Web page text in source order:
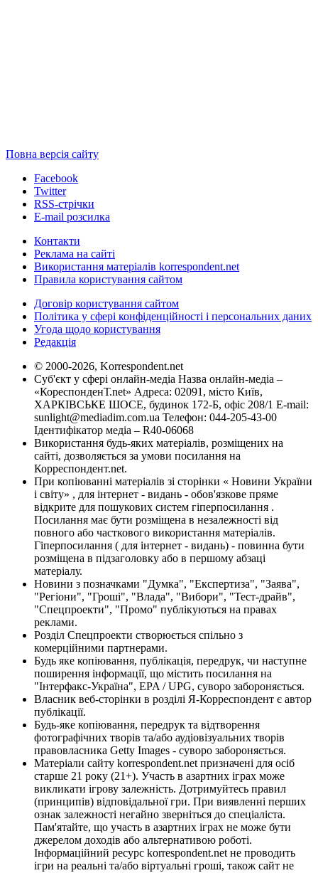
Повна версія сайту
Facebook
Twitter
RSS-стрічки
E-mail розсилка
Контакти
Реклама на сайті
Використання матеріалів korrespondent.net
Правила користування сайтом
Договір користування сайтом
Політика у сфері конфіденційності і персональних даних
Угода щодо користування
Редакція
© 2000-2026, Korrespondent.net
Суб'єкт у сфері онлайн-медіа Назва онлайн-медіа –
«КореспонденТ.net» Адреса: 02091, місто Київ,
ХАРКІВСЬКЕ ШОСЕ, будинок 172-Б, офіс 208/1 E-mail:
sunlight@mediadim.com.ua Телефон: 044-205-43-00
Ідентифікатор медіа – R40-06068
Використання будь-яких матеріалів, розміщених на
сайті, дозволяється за умови посилання на
Корреспондент.net.
При копіюванні матеріалів зі сторінки « Новини України
і світу» , для інтернет - видань - обов'язкове пряме
відкрите для пошукових систем гіперпосилання .
Посилання має бути розміщена в незалежності від
повного або часткового використання матеріалів.
Гіперпосилання ( для інтернет - видань) - повинна бути
розміщена в підзаголовку або в першому абзаці
матеріалу.
Новини з позначками "Думка", "Експертиза", "Заява",
"Регіони", "Гроші", "Влада", "Вибори", "Тест-драйв",
"Спецпроекти", "Промо" публікуються на правах
реклами.
Розділ Спецпроекти створюється спільно з
комерційними партнерами.
Будь яке копіювання, публікація, передрук, чи наступне
поширення інформації, що містить посилання на
"Інтерфакс-Україна", EPA / UPG, суворо забороняється.
Власник веб-сторінки в розділі Я-Корреспондент є автор
публікації.
Будь-яке копіювання, передрук та відтворення
фотографічних творів та/або аудіовізуальних творів
правовласника Getty Images - суворо забороняється.
Матеріали сайту korrespondent.net призначені для осіб
старше 21 року (21+). Участь в азартних іграх може
викликати ігрову залежність. Дотримуйтесь правил
(принципів) відповідальної гри. При виявленні перших
ознак залежності негайно зверніться до спеціаліста.
Пам'ятайте, що участь в азартних іграх не може бути
джерелом доходів або альтернативою роботі.
Інформаційний ресурс korrespondent.net не проводить
ігри на реальні та/або віртуальні гроші, також сайт не